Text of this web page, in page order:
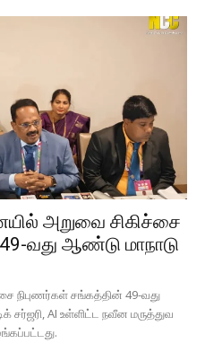
அறுவை சிகிச்சை
வது ஆண்டு மாநாடு
நிபுணர்கள் சங்கத்தின் 49-வது
சர்ஜரி, AI உள்ளிட்ட நவீன மருத்துவ